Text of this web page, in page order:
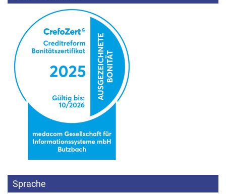
Sprache